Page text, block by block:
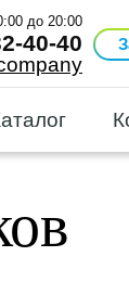
до 20:00
40-40